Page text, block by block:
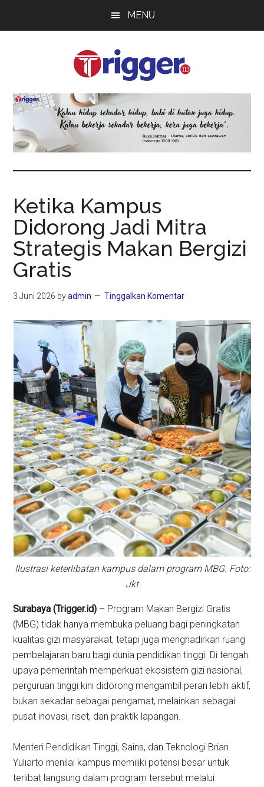
MENU
Trigger
Terkini
Ketika Kampus
Didorong Jadi Mitra
Strategis Makan Bergizi
Gratis
3 Juni 2026 byadmin Tinggalkan Komentar
Ilustrasi keterlibatan kampus dalam program MBG. Foto:
Jkt
Surabaya (Trigger.id) – Program Makan Bergizi Gratis
(MBG) tidak hanya membuka peluang bagi peningkatan
kualitas gizi masyarakat, tetapi juga menghadirkan ruang
pembelajaran baru bagi dunia pendidikan tinggi. Di tengah
upaya pemerintah memperkuat ekosistem gizi nasional,
perguruan tinggi kini didorong mengambil peran lebih aktif,
bukan sekadar sebagai pengamat, melainkan sebagai
pusat inovasi, riset, dan praktik lapangan.
Menteri Pendidikan Tinggi, Sains, dan Teknologi Brian
Yuliarto menilai kampus memiliki potensi besar untuk
terlibat langsung dalam program tersebut melalui